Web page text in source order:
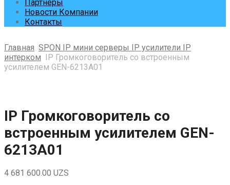
Партнеры
Новости Компании
Контакты
Главная SPON IP мини серверы IP усилители IP
интерком IP Громкоговоритель со встроенным
усилителем GEN-6213A01
content
IP Громкоговоритель со
встроенным усилителем GEN-
6213A01
4 681 600.00 UZS